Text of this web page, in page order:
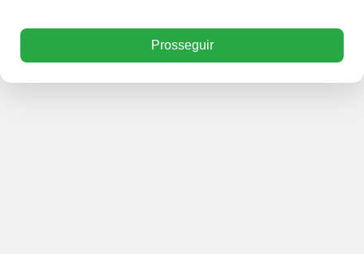
Prosseguir